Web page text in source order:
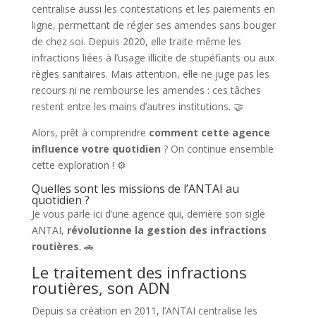
centralise aussi les contestations et les paiements en
ligne, permettant de régler ses amendes sans bouger
de chez soi. Depuis 2020, elle traite même les
infractions liées à l’usage illicite de stupéfiants ou aux
règles sanitaires. Mais attention, elle ne juge pas les
recours ni ne rembourse les amendes : ces tâches
restent entre les mains d’autres institutions. 🤝
Alors, prêt à comprendre comment cette agence
influence votre quotidien ? On continue ensemble
cette exploration ! ⚙️
Quelles sont les missions de l’ANTAI au
quotidien ?
Je vous parle ici d’une agence qui, derrière son sigle
ANTAI, révolutionne la gestion des infractions
routières. 🚗
Le traitement des infractions
routières, son ADN
Depuis sa création en 2011, l’ANTAI centralise les